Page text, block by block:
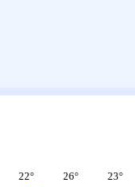
22° 26° 23°